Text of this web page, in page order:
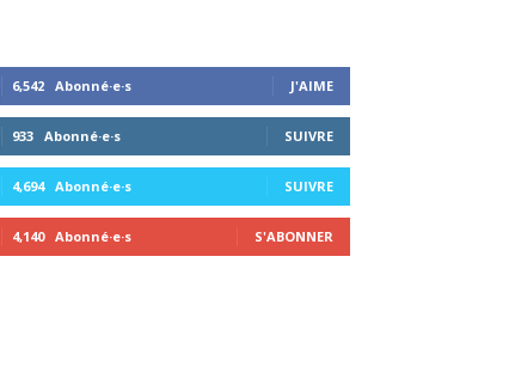
6,542 Abonné·e·s J'AIME
933 Abonné·e·s SUIVRE
4,694 Abonné·e·s SUIVRE
4,140 Abonné·e·s S'ABONNER